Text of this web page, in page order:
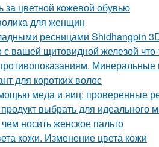
за цветной кожевой обувью
для женщин
ресницами Shidhangpin
вашей щитовидной железой что-
Минеральные
для коротких волос
меда и яиц: проверенные
выбрать для идеального
носить женское пальто
кожи. Изменение цвета кожи